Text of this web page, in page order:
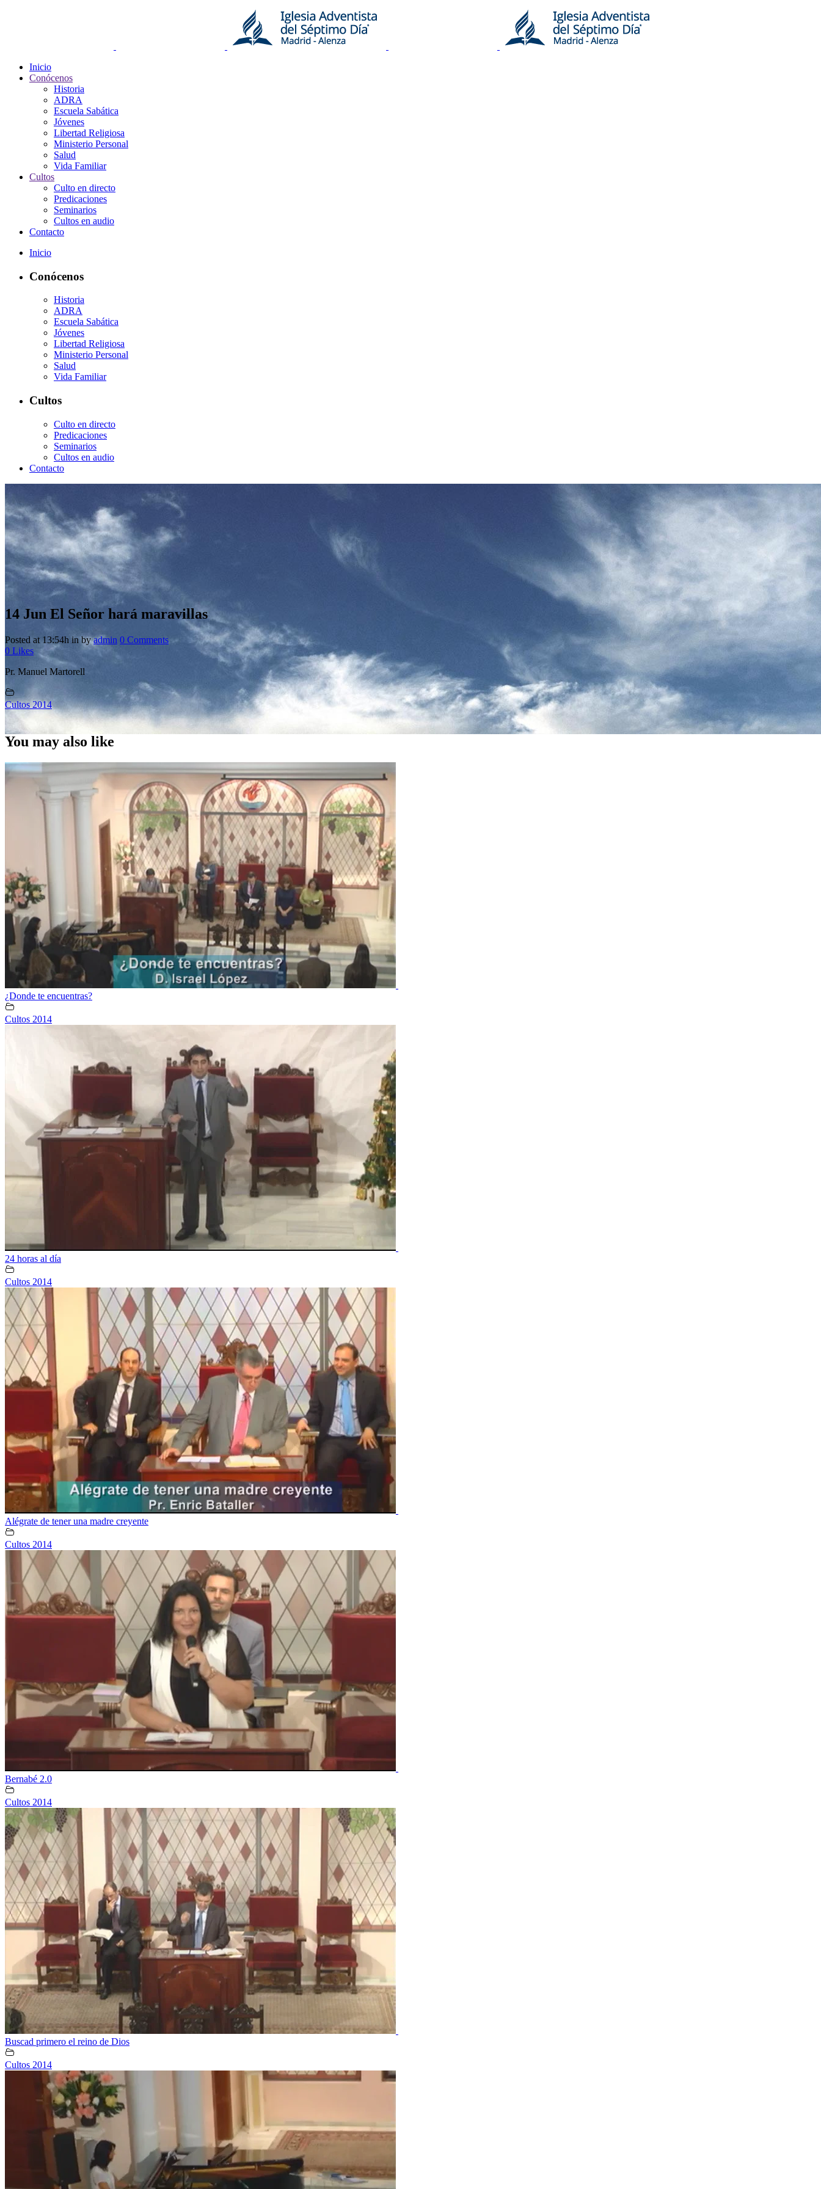
Inicio
Conócenos
Historia
ADRA
Escuela Sabática
Jóvenes
Libertad Religiosa
Ministerio Personal
Salud
Vida Familiar
Cultos
Culto en directo
Predicaciones
Seminarios
Cultos en audio
Contacto
Inicio
Conócenos
Historia
ADRA
Escuela Sabática
Jóvenes
Libertad Religiosa
Ministerio Personal
Salud
Vida Familiar
Cultos
Culto en directo
Predicaciones
Seminarios
Cultos en audio
Contacto
El Señor hará maravillas
14 Jun El Señor hará maravillas
Posted at 13:54h in byadmin 0 Comments
0 Likes
Pr. Manuel Martorell
Cultos 2014
You may also like
¿Donde te encuentras?
Cultos 2014
24 horas al día
Cultos 2014
Alégrate de tener una madre creyente
Cultos 2014
Bernabé 2.0
Cultos 2014
Buscad primero el reino de Dios
Cultos 2014